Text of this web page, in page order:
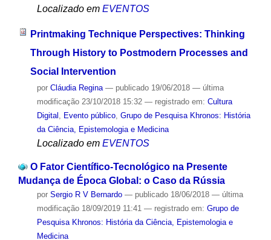
Localizado em EVENTOS
Printmaking Technique Perspectives: Thinking
Through History to Postmodern Processes and
Social Intervention
por Cláudia Regina — publicado19/06/2018 — última
modificação23/10/2018 15:32 — registrado em: Cultura
Digital , Evento público, Grupo de Pesquisa Khronos: História
da Ciência, Epistemologia e Medicina
Localizado em EVENTOS
O Fator Científico-Tecnológico na Presente
Mudança de Época Global: o Caso da Rússia
por Sergio R V Bernardo — publicado18/06/2018 — última
modificação18/09/2019 11:41 — registrado em: Grupo de
Pesquisa Khronos: História da Ciência, Epistemologia e
Medicina